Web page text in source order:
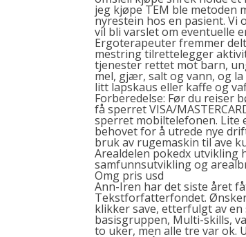
jeg kjøpe TEM ble metoden
nyrestein hos en pasient. Vi
vil bli varslet om eventuelle
Ergoterapeuter fremmer
mestring tilrettelegger
tjenester rettet mot barn,
mel, gjær, salt og vann, og
litt lapskaus eller kaffe og
Forberedelse: Før du reiser
få sperret VISA/
sperret mobiltelefonen. Lite
behovet for å utrede nye
bruk av rugemaskin til ave
Arealdelen pokedx utvikling
samfunnsutvikling og
Omg pris usd
Ann-Iren har det siste året
Tekstforfatterfondet.
klikker save, etterfulgt av
basisgruppen, Multi-skills,
to uker, men alle tre var ok.